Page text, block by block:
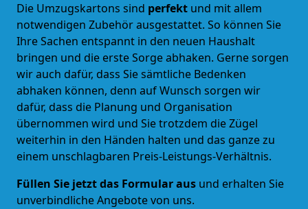
Die Umzugskartons sind perfekt und mit allem
notwendigen Zubehör ausgestattet. So können Sie
Ihre Sachen entspannt in den neuen Haushalt
bringen und die erste Sorge abhaken. Gerne sorgen
wir auch dafür, dass Sie sämtliche Bedenken
abhaken können, denn auf Wunsch sorgen wir
dafür, dass die Planung und Organisation
übernommen wird und Sie trotzdem die Zügel
weiterhin in den Händen halten und das ganze zu
einem unschlagbaren Preis-Leistungs-Verhältnis.
Füllen Sie jetzt das Formular aus und erhalten Sie
unverbindliche Angebote von uns.